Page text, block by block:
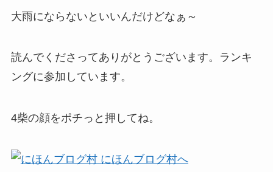
大雨にならないといいんだけどなぁ～
読んでくださってありがとうございます。ランキ
ングに参加しています。
4柴の顔をポチっと押してね。